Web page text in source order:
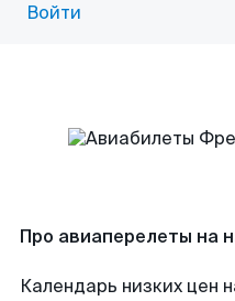
Войти
Про авиаперелеты на
Календарь низких цен